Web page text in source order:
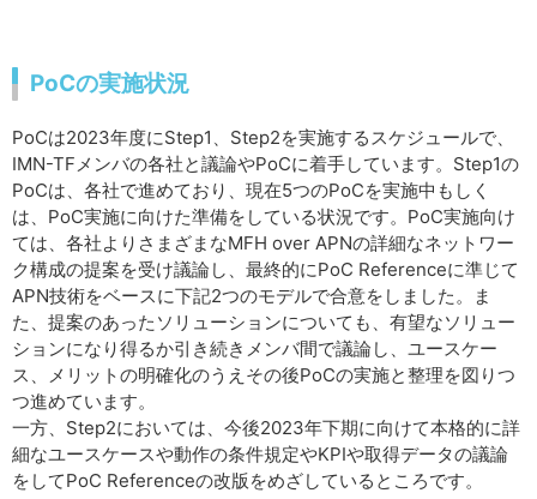
PoCの実施状況
PoCは2023年度にStep1、Step2を実施するスケジュールで、
IMN-TFメンバの各社と議論やPoCに着手しています。Step1の
PoCは、各社で進めており、現在5つのPoCを実施中もしく
は、PoC実施に向けた準備をしている状況です。PoC実施向け
ては、各社よりさまざまなMFH over APNの詳細なネットワー
ク構成の提案を受け議論し、最終的にPoC Referenceに準じて
APN技術をベースに下記2つのモデルで合意をしました。ま
た、提案のあったソリューションについても、有望なソリュー
ションになり得るか引き続きメンバ間で議論し、ユースケー
ス、メリットの明確化のうえその後PoCの実施と整理を図りつ
つ進めています。
一方、Step2においては、今後2023年下期に向けて本格的に詳
細なユースケースや動作の条件規定やKPIや取得データの議論
をしてPoC Referenceの改版をめざしているところです。